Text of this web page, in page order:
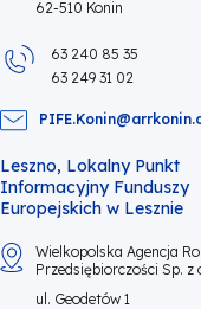
62-510 Konin
63 240 85 35
63 249 31 02
Leszno, Lokalny Punkt
Informacyjny Funduszy
Europejskich w Lesznie
Wielkopolska Agencja
Przedsiębiorczości Sp. z
ul. Geodetów 1